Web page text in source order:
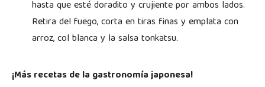
hasta que esté doradito y crujiente por ambos lados.
Retira del fuego, corta en tiras finas y emplata con
arroz, col blanca y la salsa tonkatsu.
¡Más recetas de la gastronomía japonesa!